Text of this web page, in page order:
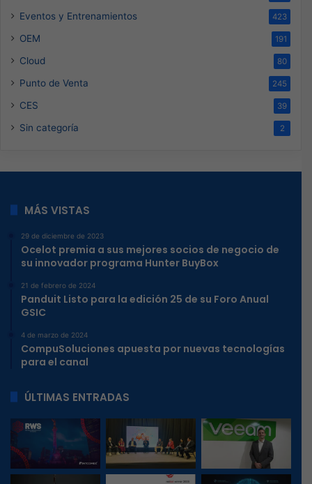
Eventos y Entrenamientos 423
OEM 191
Cloud 80
Punto de Venta 245
CES 39
Sin categoría 2
MÁS VISTAS
29 de diciembre de 2023
Ocelot premia a sus mejores socios de negocio de
su innovador programa Hunter BuyBox
21 de febrero de 2024
Panduit Listo para la edición 25 de su Foro Anual
GSIC
4 de marzo de 2024
CompuSoluciones apuesta por nuevas tecnologías
para el canal
ÚLTIMAS ENTRADAS